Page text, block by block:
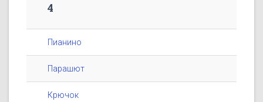
4
Пианино
Парашют
Крючок